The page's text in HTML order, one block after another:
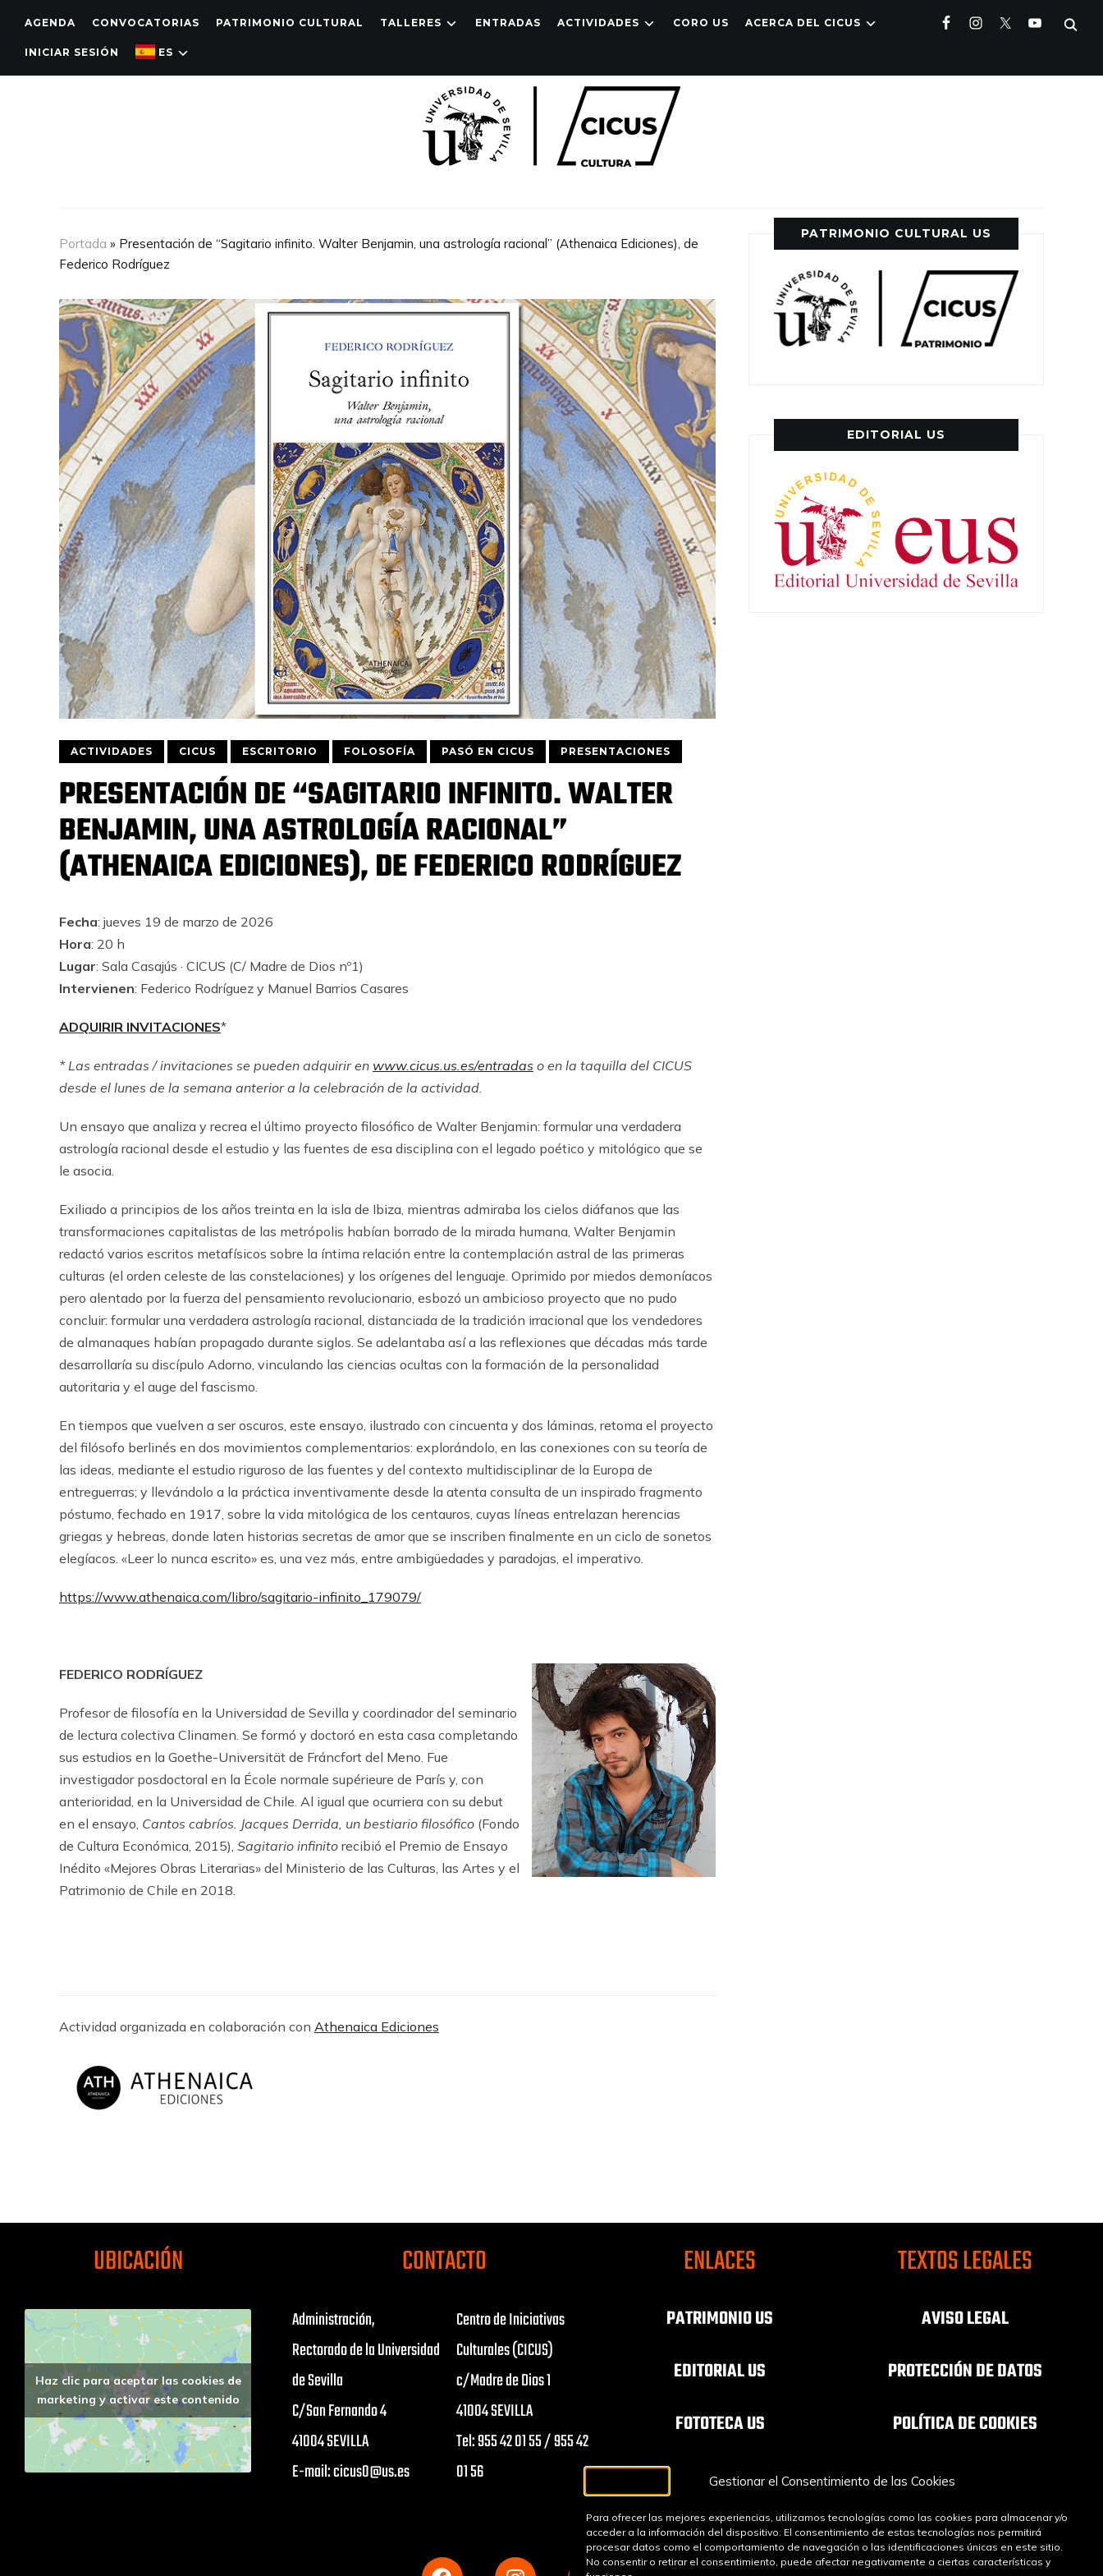
Gestionar el Consentimiento de las Cookies
Para ofrecer las mejores experiencias, utilizamos tecnologías como las cookies para almacenar y/o
acceder a la información del dispositivo. El consentimiento de estas tecnologías nos permitirá
procesar datos como el comportamiento de navegación o las identificaciones únicas en este sitio.
No consentir o retirar el consentimiento, puede afectar negativamente a ciertas características y
AGENDA CONVOCATORIAS PATRIMONIO CULTURAL TALLERES ENTRADAS ACTIVIDADES CORO US ACERCA DEL CICUS
INICIAR SESIÓN ES
Portada » Presentación de “Sagitario infinito. Walter Benjamin, una astrología racional” (Athenaica Ediciones), de
Federico Rodríguez
ACTIVIDADES CICUS ESCRITORIO FOLOSOFÍA PASÓ EN CICUS PRESENTACIONES
PRESENTACIÓN DE “SAGITARIO INFINITO. WALTER
BENJAMIN, UNA ASTROLOGÍA RACIONAL”
(ATHENAICA EDICIONES), DE FEDERICO RODRÍGUEZ
Fecha: jueves 19 de marzo de 2026
Hora: 20 h
Lugar: Sala Casajús · CICUS (C/ Madre de Dios nº1)
Intervienen: Federico Rodríguez y Manuel Barrios Casares
ADQUIRIR INVITACIONES*
* Las entradas / invitaciones se pueden adquirir en www.cicus.us.es/entradas o en la taquilla del CICUS
desde el lunes de la semana anterior a la celebración de la actividad.
Un ensayo que analiza y recrea el último proyecto filosófico de Walter Benjamin: formular una verdadera
astrología racional desde el estudio y las fuentes de esa disciplina con el legado poético y mitológico que se
le asocia.
Exiliado a principios de los años treinta en la isla de Ibiza, mientras admiraba los cielos diáfanos que las
transformaciones capitalistas de las metrópolis habían borrado de la mirada humana, Walter Benjamin
redactó varios escritos metafísicos sobre la íntima relación entre la contemplación astral de las primeras
culturas (el orden celeste de las constelaciones) y los orígenes del lenguaje. Oprimido por miedos demoníacos
pero alentado por la fuerza del pensamiento revolucionario, esbozó un ambicioso proyecto que no pudo
concluir: formular una verdadera astrología racional, distanciada de la tradición irracional que los vendedores
de almanaques habían propagado durante siglos. Se adelantaba así a las reflexiones que décadas más tarde
desarrollaría su discípulo Adorno, vinculando las ciencias ocultas con la formación de la personalidad
autoritaria y el auge del fascismo.
En tiempos que vuelven a ser oscuros, este ensayo, ilustrado con cincuenta y dos láminas, retoma el proyecto
del filósofo berlinés en dos movimientos complementarios: explorándolo, en las conexiones con su teoría de
las ideas, mediante el estudio riguroso de las fuentes y del contexto multidisciplinar de la Europa de
entreguerras; y llevándolo a la práctica inventivamente desde la atenta consulta de un inspirado fragmento
póstumo, fechado en 1917, sobre la vida mitológica de los centauros, cuyas líneas entrelazan herencias
griegas y hebreas, donde laten historias secretas de amor que se inscriben finalmente en un ciclo de sonetos
elegíacos. «Leer lo nunca escrito» es, una vez más, entre ambigüedades y paradojas, el imperativo.
https://www.athenaica.com/libro/sagitario-infinito_179079/
FEDERICO RODRÍGUEZ
Profesor de filosofía en la Universidad de Sevilla y coordinador del seminario
de lectura colectiva Clinamen. Se formó y doctoró en esta casa completando
sus estudios en la ­Goethe-Universität de Fráncfort del Meno. Fue
investigador posdoctoral en la École normale supérieure de París y, con
anterioridad, en la Universidad de Chile. Al igual que ocurriera con su debut
en el ensayo, Cantos cabríos. Jacques Derrida, un bestiario filosófico (Fondo
de Cultura Económica, 2015), Sagitario infinito recibió el Premio de Ensayo
Inédito «Mejores Obras Literarias» del Ministerio de las Culturas, las Artes y el
Patrimonio de Chile en 2018.
Actividad organizada en colaboración con Athenaica Ediciones
PATRIMONIO CULTURAL US
EDITORIAL US
UBICACIÓN
Haz clic para aceptar las cookies de
marketing y activar este contenido
CONTACTO
Administración,
Rectorado de la Universidad
de Sevilla
C/San Fernando 4
41004 SEVILLA
E-mail: cicus0@us.es
Centro de Iniciativas
Culturales (CICUS)
c/Madre de Dios 1
41004 SEVILLA
Tel: 955 42 01 55 / 955 42
01 56
ENLACES
PATRIMONIO US
EDITORIAL US
FOTOTECA US
ORQUESTA SINFÓNCA
CONJUNTA OSC
TEXTOS LEGALES
AVISO LEGAL
PROTECCIÓN DE DATOS
POLÍTICA DE COOKIES